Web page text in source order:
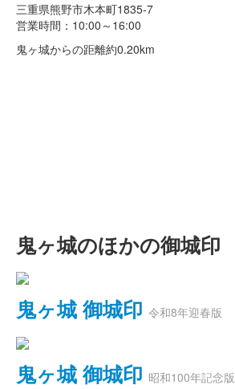
三重県熊野市木本町1835-7
営業時間：10:00～16:00
鬼ヶ城からの距離約0.20km
鬼ヶ城のほかの御城印
鬼ヶ城 御城印 令和8年迎春版
鬼ヶ城 御城印 昭和100年記念版